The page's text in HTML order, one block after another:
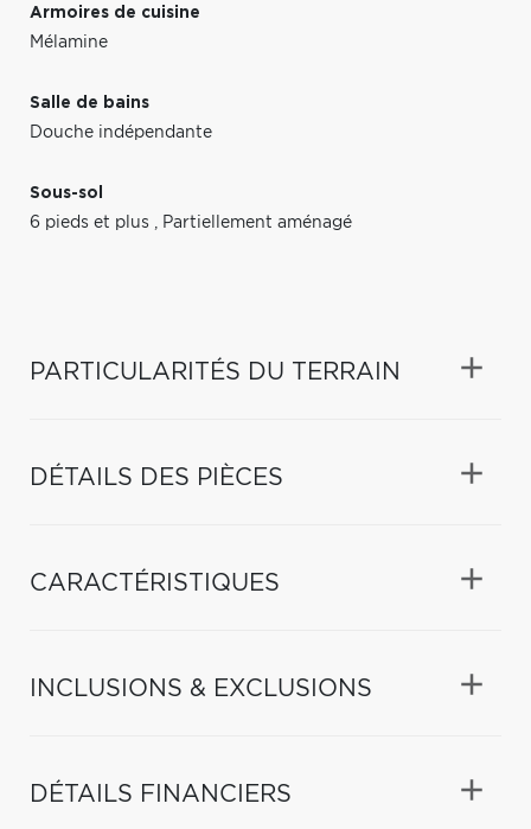
Armoires de cuisine
Mélamine
Salle de bains
Douche indépendante
Sous-sol
6 pieds et plus , Partiellement aménagé
PARTICULARITÉS DU TERRAIN
DÉTAILS DES PIÈCES
CARACTÉRISTIQUES
INCLUSIONS & EXCLUSIONS
DÉTAILS FINANCIERS